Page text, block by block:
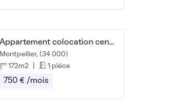
Appartement colocation centre historique
Montpellier, (34 000)
172m2
1 piéce
750 € /mois